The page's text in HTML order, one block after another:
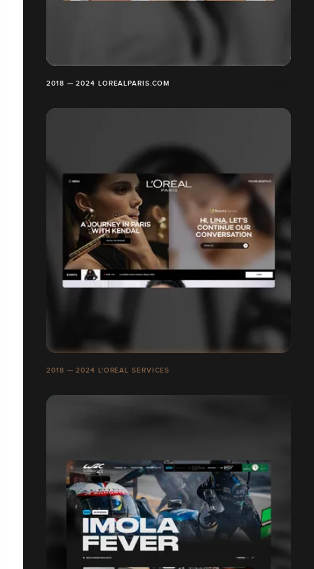
2018 — 2024 LOREALPARIS.COM
2018 — 2024 L'ORÉAL SERVICES